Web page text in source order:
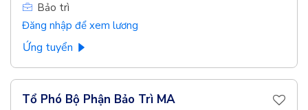
Bảo trì
Đăng nhập để xem lương
Ứng tuyển
Tổ Phó Bộ Phận Bảo Trì MA